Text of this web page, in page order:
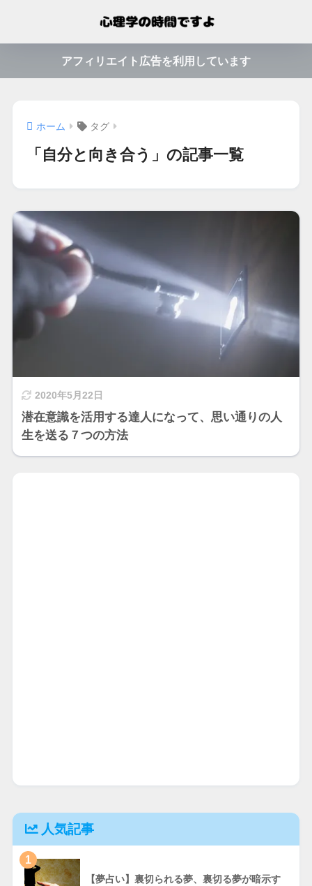
アフィリエイト広告を利用しています
ホーム タグ
「自分と向き合う」の記事一覧
2020年5月22日
潜在意識を活用する達人になって、思い通りの人
生を送る７つの方法
人気記事
1
【夢占い】裏切られる夢、裏切る夢が暗示す